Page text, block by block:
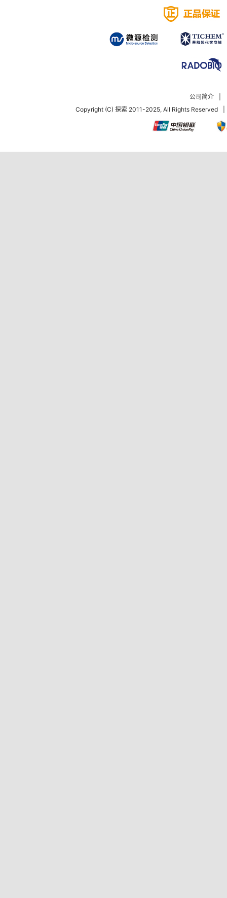
公司简介
Copyright (C) 探索 2011-2025, All Rights Reserved